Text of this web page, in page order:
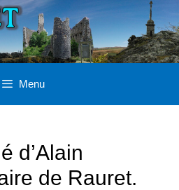
Menu
d’Alain
de Rauret.